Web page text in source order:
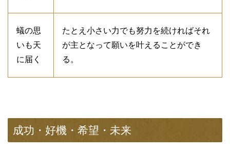
蟻の思
いも天
に届く
たとえ小さい力でも努力を続ければそれ
が主となって願いを叶えることができ
る。
成功・好機・希望・未来